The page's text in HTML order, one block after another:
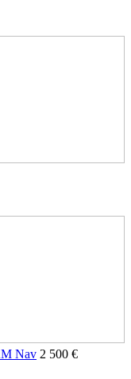
Nav 2 500 €